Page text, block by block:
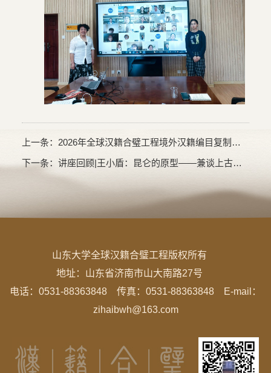
上一条： 2026年全球汉籍合璧工程境外汉籍编目复制类项目招标公告
下一条： 讲座回顾|王小盾：昆仑的原型——兼谈上古研究中的地学
山东大学全球汉籍合璧工程版权所有
地址： 山东省济南市山大南路27号
电话：0531-88363848 传真：0531-88363848 E-mail：
zihaibwh@163.com